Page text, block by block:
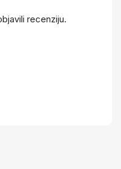
recenziju.